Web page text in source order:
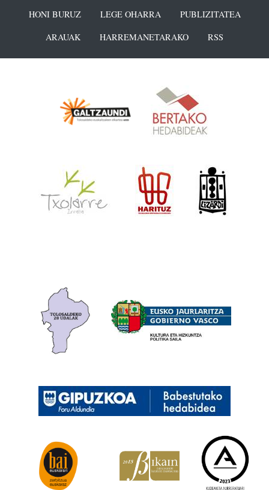
HONI BURUZ LEGE OHARRA
PUBLIZITATEA
ARAUAK
HARREMANETARAKO RSS